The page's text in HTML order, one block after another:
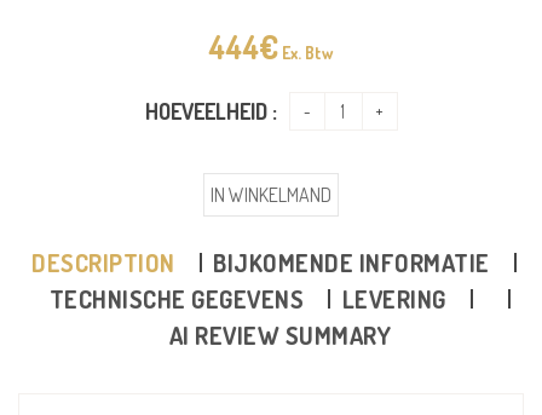
444€ Ex. Btw
HOEVEELHEID :
IN WINKELMAND
DESCRIPTION
BIJKOMENDE INFORMATIE
TECHNISCHE GEGEVENS
LEVERING
AI REVIEW SUMMARY